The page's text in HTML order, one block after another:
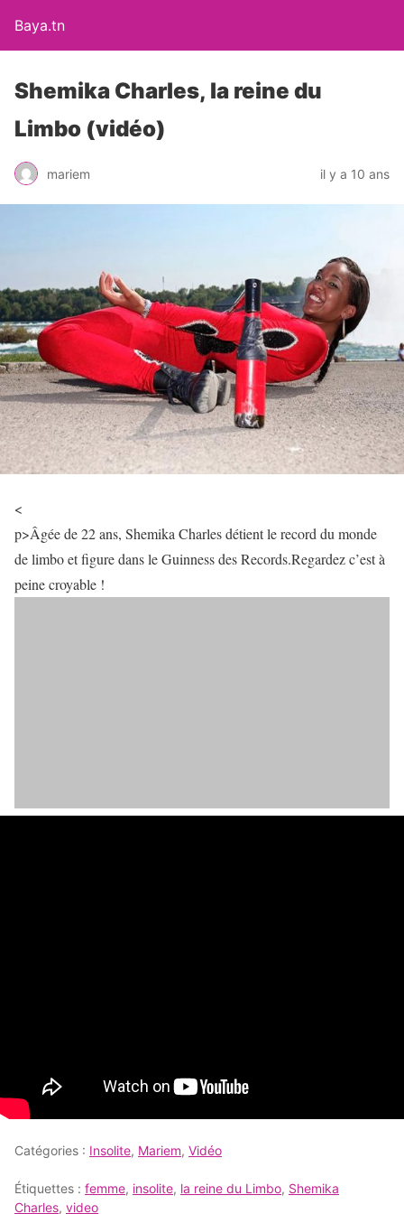
Baya.tn
Shemika Charles, la reine du
Limbo (vidéo)
mariem il y a 10 ans
<
p>Âgée de 22 ans, Shemika Charles détient le record du monde
de limbo et figure dans le Guinness des Records.Regardez c’est à
peine croyable !
Catégories : Insolite, Mariem, Vidéo
Étiquettes : femme, insolite, la reine du Limbo, Shemika
Charles, video